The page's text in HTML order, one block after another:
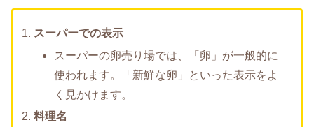
スーパーでの表示
スーパーの卵売り場では、「卵」が一般的に
使われます。「新鮮な卵」といった表示をよ
く見かけます。
料理名